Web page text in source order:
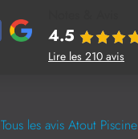
4.5
Lire les 210 avis
Tous les avis Atout Piscine